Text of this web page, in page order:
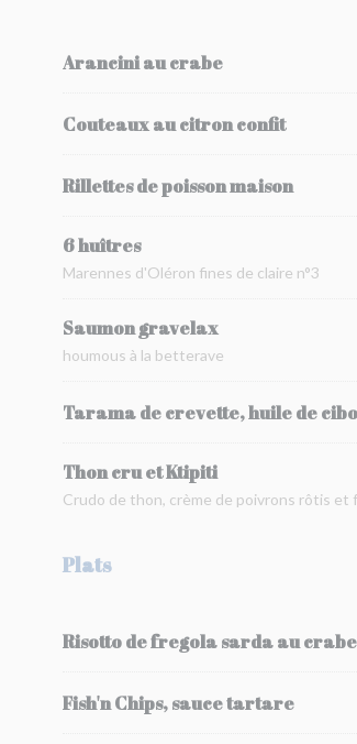
Arancini au crabe
Couteaux au citron confit
Rillettes de poisson maison
6 huîtres
Marennes d'Oléron fines de claire n°3
Saumon gravelax
houmous à la betterave
Tarama de crevette, huile de
Thon cru et Ktipiti
Crudo de thon, crème de poivrons rôtis et
Plats
Risotto de fregola sarda au crabe
Fish'n Chips, sauce tartare